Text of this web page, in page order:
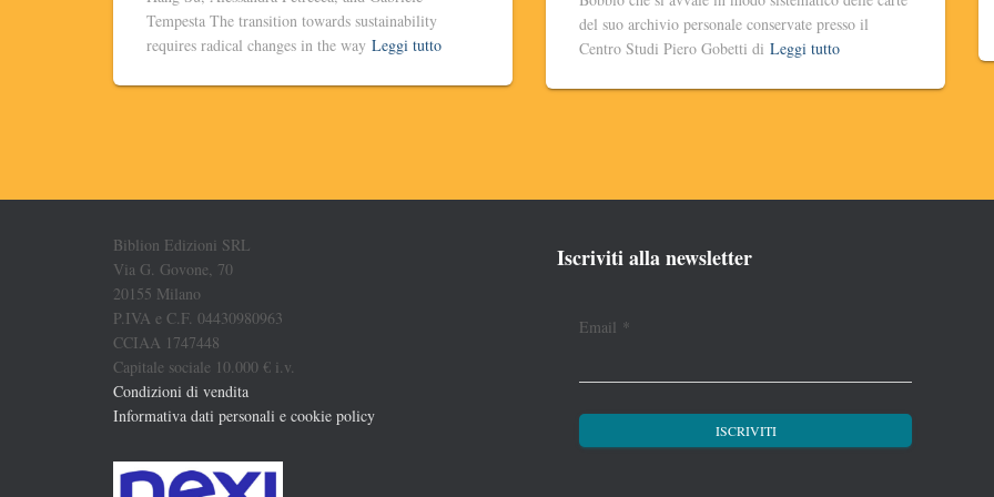
Tempesta The transition towards sustainability
requires radical changes in the way Leggi tutto
del suo archivio personale conservate presso il
Centro Studi Piero Gobetti di Leggi tutto
Biblion Edizioni SRL
Via G. Govone, 70
20155 Milano
P.IVA e C.F. 04430980963
CCIAA 1747448
Capitale sociale 10.000 € i.v.
Condizioni di vendita
Informativa dati personali e cookie policy
Iscriviti alla newsletter
Email *